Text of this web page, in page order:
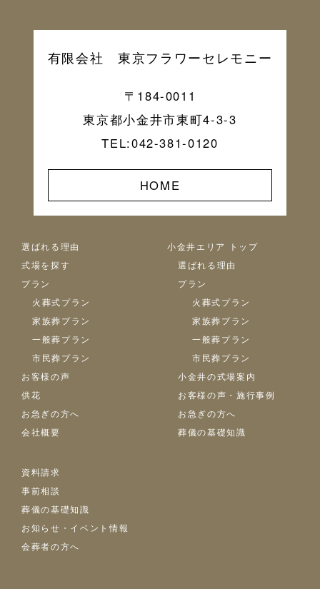
有限会社 東京フラワーセレモニー
〒184-0011
東京都小金井市東町4-3-3
TEL:042-381-0120
HOME
選ばれる理由
式場を探す
プラン
火葬式プラン
家族葬プラン
一般葬プラン
市民葬プラン
お客様の声
供花
お急ぎの方へ
会社概要
小金井エリア トップ
選ばれる理由
プラン
火葬式プラン
家族葬プラン
一般葬プラン
市民葬プラン
小金井の式場案内
お客様の声・施行事例
お急ぎの方へ
葬儀の基礎知識
資料請求
事前相談
葬儀の基礎知識
お知らせ・イベント情報
会葬者の方へ